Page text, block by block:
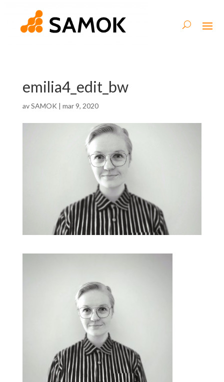
emilia4_edit_bw
avSAMOK | mar 9, 2020